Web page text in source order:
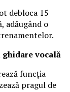
debloca 15
adăugând o
vocală
funcția
pragul de